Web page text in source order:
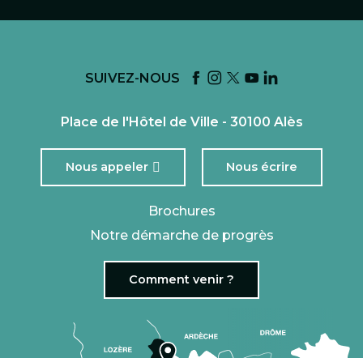
SUIVEZ-NOUS
Place de l'Hôtel de Ville - 30100 Alès
Nous appeler Nous écrire
Brochures
Notre démarche de progrès
Comment venir ?